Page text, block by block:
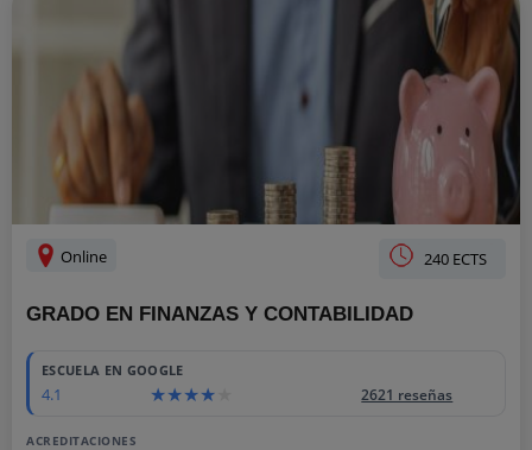
Online 240 ECTS
GRADO EN FINANZAS Y CONTABILIDAD
ESCUELA EN GOOGLE
4.1 2621 reseñas
ACREDITACIONES